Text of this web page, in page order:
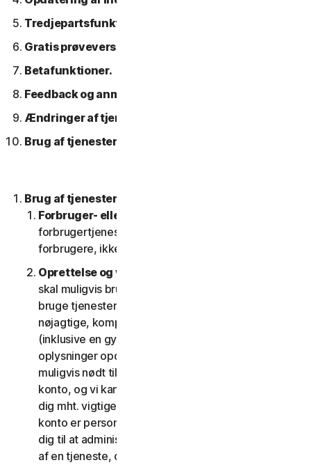
Tredjepartsfunktioner eller -indhold.
Gratis prøveversioner.
Betafunktioner.
Feedback og anmeldelser.
Ændringer af tjenesterne.
Brug af tjenester over et netværk.
Brug af tjenesterne.
Forbruger- eller erhvervstjenester
forbrugertjenester er kun designet og egnet til
forbrugere, ikke til SV'er.
Oprettelse og vedligeholdelse af en konto.
skal muligvis bruge en konto for at få adgang til og
bruge tjenesterne. Det er vigtigt, at du giver os
nøjagtige, komplette og aktuelle kontooplysninger
(inklusive en gyldig mailadresse) og holder disse
oplysninger opdaterede. Hvis du ikke gør det, er vi
muligvis nødt til at suspendere eller afslutte din
konto, og vi kan muligvis ikke komme i kontakt med
dig mht. vigtige beskeder om dine tjenester. Din
konto er personlig og må udelukkende bruges af
dig til at administrere dine (eller, hvis det er tilladt
af en tjeneste, din husstands eller SV's) tjenester,